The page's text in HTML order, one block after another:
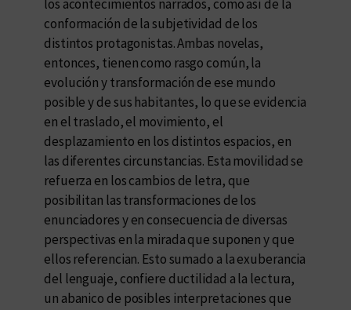
los acontecimientos narrados, como así de la
conformación de la subjetividad de los
distintos protagonistas. Ambas novelas,
entonces, tienen como rasgo común, la
evolución y transformación de ese mundo
posible y de sus habitantes, lo que se evidencia
en el traslado, el movimiento, el
desplazamiento en los distintos espacios, en
las diferentes circunstancias. Esta movilidad se
refuerza en los cambios de letra, que
posibilitan las transformaciones de los
enunciadores y en consecuencia de diversas
perspectivas en la mirada que suponen y que
ellos referencian. Esto sumado a la exuberancia
del lenguaje, confiere ductilidad a la lectura,
un abanico de posibles interpretaciones que